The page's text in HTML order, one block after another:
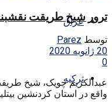
عراق
ترکیه
ترور شیخ طریقت
توسط Parez
20 ژانویه 2020
0
عبدالکریم چویک، شیخ
واقع در استان کردنشین